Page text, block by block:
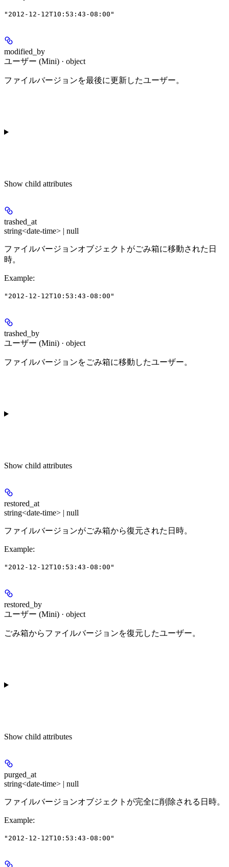
"2012-12-12T10:53:43-08:00"
modified_by
ユーザー (Mini) · object
ファイルバージョンを最後に更新したユーザー。
Show child attributes
trashed_at
string<date-time> | null
ファイルバージョンオブジェクトがごみ箱に移動された日
時。
Example:
"2012-12-12T10:53:43-08:00"
trashed_by
ユーザー (Mini) · object
ファイルバージョンをごみ箱に移動したユーザー。
Show child attributes
restored_at
string<date-time> | null
ファイルバージョンがごみ箱から復元された日時。
Example:
"2012-12-12T10:53:43-08:00"
restored_by
ユーザー (Mini) · object
ごみ箱からファイルバージョンを復元したユーザー。
Show child attributes
purged_at
string<date-time> | null
ファイルバージョンオブジェクトが完全に削除される日時。
Example:
"2012-12-12T10:53:43-08:00"